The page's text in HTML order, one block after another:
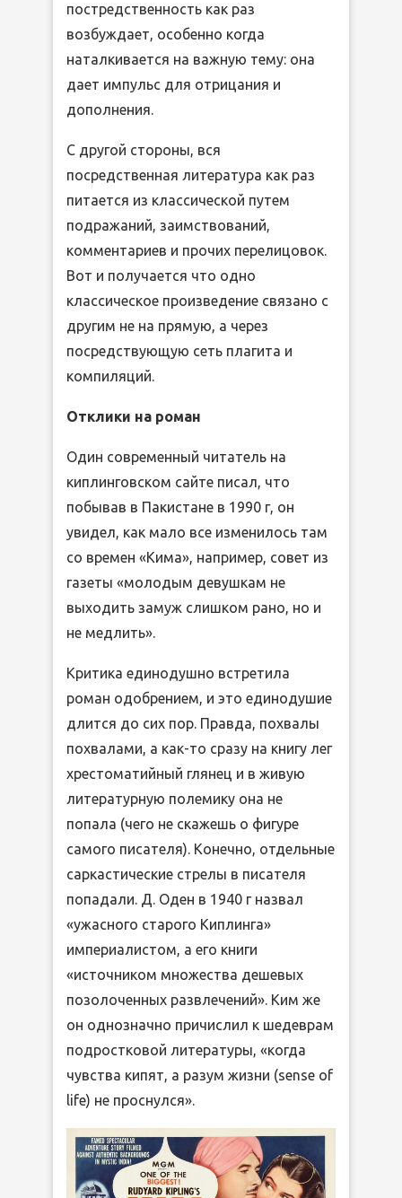
постредственность как раз
возбуждает, особенно когда
наталкивается на важную тему: она
дает импульс для отрицания и
дополнения.
С другой стороны, вся
посредственная литература как раз
питается из классической путем
подражаний, заимствований,
комментариев и прочих перелицовок.
Вот и получается что одно
классическое произведение связано с
другим не на прямую, а через
посредствующую сеть плагита и
компиляций.
Отклики на роман
Один современный читатель на
киплинговском сайте писал, что
побывав в Пакистане в 1990 г, он
увидел, как мало все изменилось там
со времен «Кима», например, совет из
газеты «молодым девушкам не
выходить замуж слишком рано, но и
не медлить».
Критика единодушно встретила
роман одобрением, и это единодушие
длится до сих пор. Правда, похвалы
похвалами, а как-то сразу на книгу лег
хрестоматийный глянец и в живую
литературную полемику она не
попала (чего не скажешь о фигуре
самого писателя). Конечно, отдельные
саркастические стрелы в писателя
попадали. Д. Оден в 1940 г назвал
«ужасного старого Киплинга»
империалистом, а его книги
«источником множества дешевых
позолоченных развлечений». Ким же
он однозначно причислил к шедеврам
подростковой литературы, «когда
чувства кипят, а разум жизни (sense of
life) не проснулся».